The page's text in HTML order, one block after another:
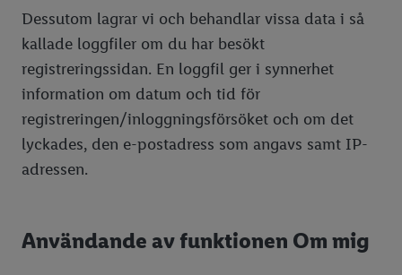
Dessutom lagrar vi och behandlar vissa data i så
kallade loggfiler om du har besökt
registreringssidan. En loggfil ger i synnerhet
information om datum och tid för
registreringen/inloggningsförsöket och om det
lyckades, den e-postadress som angavs samt IP-
adressen.
Användande av funktionen Om mig